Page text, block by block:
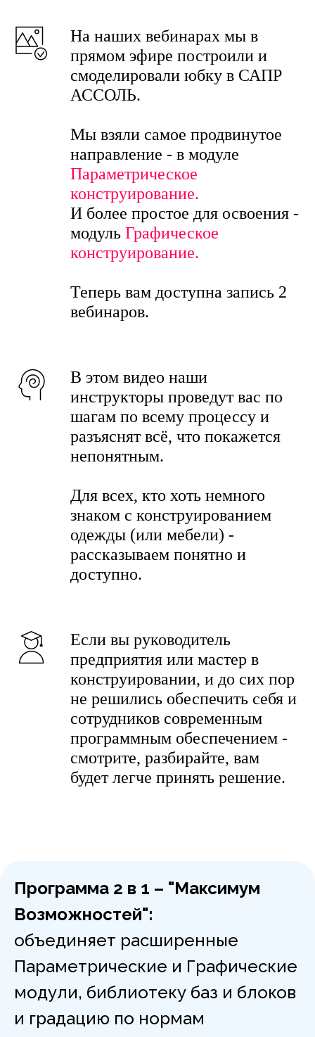
На наших вебинарах мы в
прямом эфире построили и
смоделировали юбку в САПР
АССОЛЬ.
Мы взяли самое продвинутое
направление - в модуле
Параметрическое
конструирование.
И более простое для освоения -
модуль Графическое
конструирование.
Теперь вам доступна запись 2
вебинаров.
В этом видео наши
инструкторы проведут вас по
шагам по всему процессу и
разъяснят всё, что покажется
непонятным.
Для всех, кто хоть немного
знаком с конструированием
одежды (или мебели) -
рассказываем понятно и
доступно.
Если вы руководитель
предприятия или мастер в
конструировании, и до сих пор
не решились обеспечить себя и
сотрудников современным
программным обеспечением -
смотрите, разбирайте, вам
будет легче принять решение.
Программа 2 в 1 – "Максимум
Возможностей":
объединяет расширенные
Параметрические и Графические
модули, библиотеку баз и блоков
и градацию по нормам